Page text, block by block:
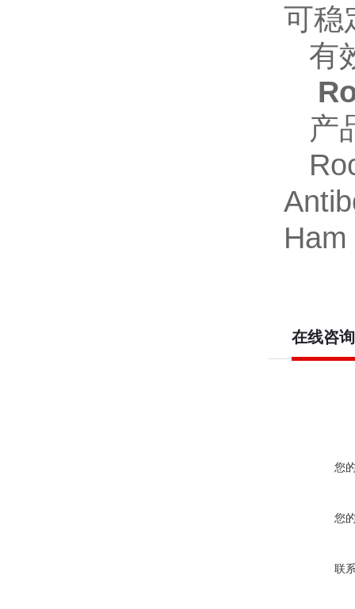
可稳
有
产
在线咨询
您
您
联